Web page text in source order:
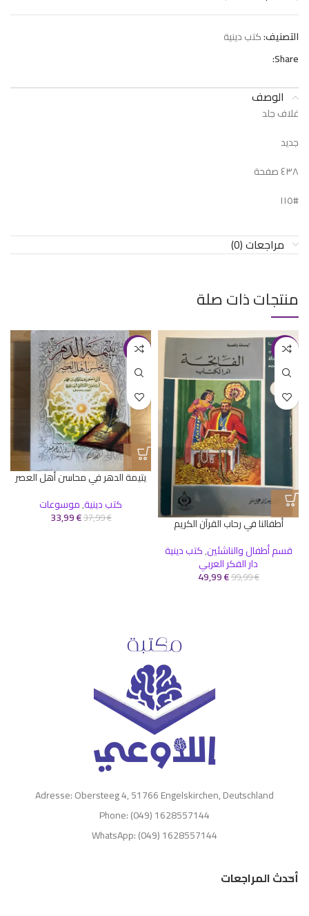
التصنيف:كتب دينية
Share:
الوصف
غلاف جلد
جديد
٤٣٨ صفحة
#١١٥
مراجعات (0)
منتجات ذات صلة
-50%
أطفالنا في رحاب القرآن الكريم
قسم أطفال والناشئين,كتب دينية
دار الفكر العربي
99,99€
49,99€
-11%
يتيمة الدهر في محاسن أهل العصر
كتب دينية,موسوعات
37,99€
33,99€
Adresse: Obersteeg 4, 51766 Engelskirchen, Deutschland
Phone: (049) 1628557144
WhatsApp: (049) 1628557144
أحدث المراجعات